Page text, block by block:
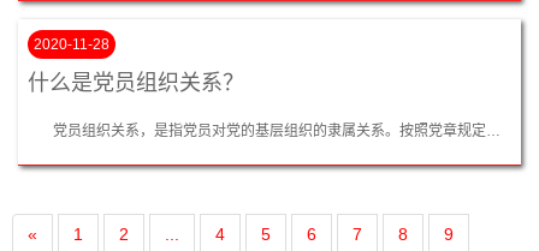
2020-11-28
什么是党员组织关系？
党员组织关系，是指党员对党的基层组织的隶属关系。按照党章规定，每个党员不论职务高低，都必须编入党的一个支部、小组或其他特定组织，参加党的组织生活，接受党内外群众的监督。申请入党的人一经被批准入党，接收其入党的党组织就把其编入党的一个基层组织，从此就确定了他的组织关系。党员的组织关系一经确定，党员就可以而且必须参加该组织的生活，并在其中积极工作。 党员组织关系的概念有广义和狭义之分，广义...
« 1 2 4 5 6 7 8 9